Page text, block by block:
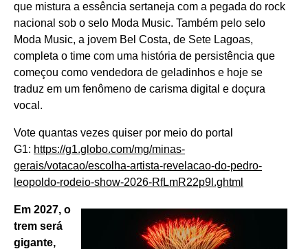
que mistura a essência sertaneja com a pegada do rock
nacional sob o selo Moda Music. Também pelo selo
Moda Music, a jovem Bel Costa, de Sete Lagoas,
completa o time com uma história de persistência que
começou como vendedora de geladinhos e hoje se
traduz em um fenômeno de carisma digital e doçura
vocal.
Vote quantas vezes quiser por meio do portal
G1: https://g1.globo.com/mg/minas-
gerais/votacao/escolha-artista-revelacao-do-pedro-
leopoldo-rodeio-show-2026-RfLmR22p9l.ghtml
Em 2027, o
trem será
gigante,